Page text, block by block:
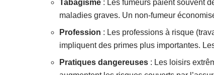
Tabagisme : Les fumeurs paient souvent
maladies graves. Un non-fumeur
Profession : Les professions à risque
impliquent des primes plus importantes.
Pratiques dangereuses : Les loisirs